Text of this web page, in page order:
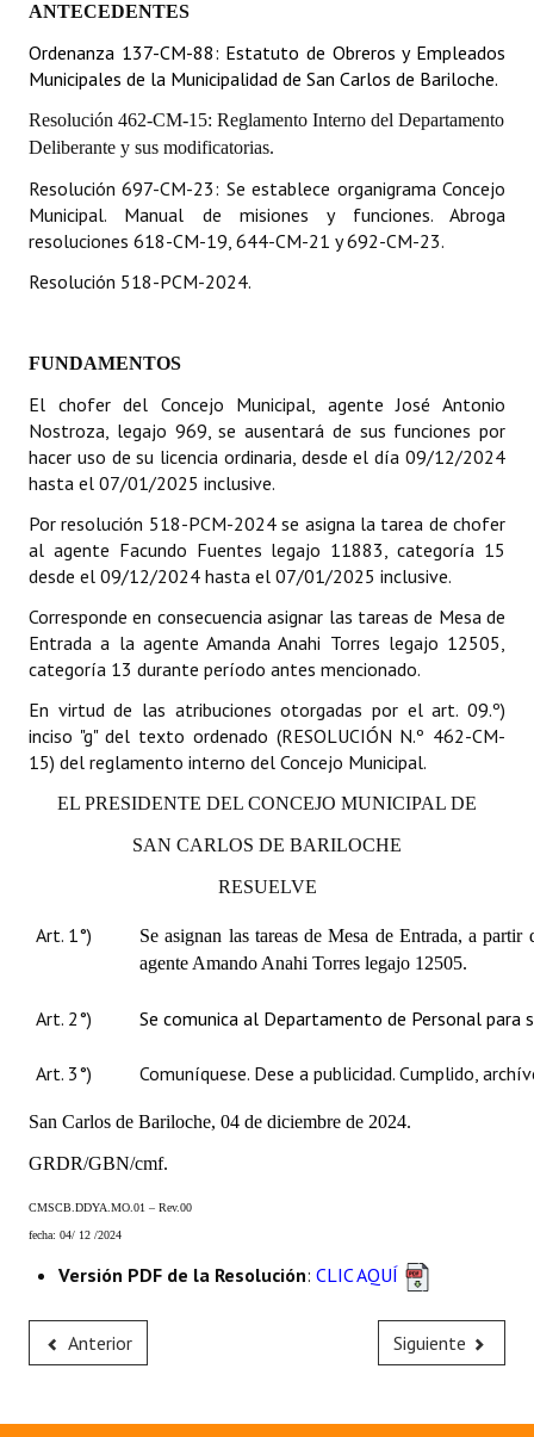
Constitución Provincial
Carta Orgánica 2007
Reglamento Interno
Organigrama
Proyectos Presentados
Dictámenes Asesoría Letrada
Actas de Sesión
Informes de Unidad Coordinadora
Ejecución Presupuestaria
Actas de Audiencias Públicas
NORMATIVA
Comunicaciones
Declaraciones
Resoluciones
Antiguos Pobladores
Noticias Destacadas
Registros y Distinciones
Datos Históricos
Premio al Mérito - Registro
Audiencias Públicas - Registro
Mujeres que Dejaron Huellas - Registro
Ciudadano Ilustre - Registro
ANTECEDENTES
Ordenanza 137-CM-88: Estatuto de Obreros y Empleados
Municipales de la Municipalidad de San Carlos de Bariloche.
Resolución 462-CM-15: Reglamento Interno del Departamento
Deliberante y sus modificatorias.
Resolución 697-CM-23: Se establece organigrama Concejo
Municipal. Manual de misiones y funciones. Abroga
resoluciones 618-CM-19, 644-CM-21 y 692-CM-23.
Resolución 518-PCM-2024.
FUNDAMENTOS
El chofer del Concejo Municipal, agente José Antonio
Nostroza, legajo 969, se ausentará de sus funciones por
hacer uso de su licencia ordinaria, desde el día 09/12/2024
hasta el 07/01/2025 inclusive.
Por resolución 518-PCM-2024 se asigna la tarea de chofer
al agente Facundo Fuentes legajo 11883, categoría 15
desde el 09/12/2024 hasta el 07/01/2025 inclusive.
Corresponde en consecuencia asignar las tareas de Mesa de
Entrada a la agente Amanda Anahi Torres legajo 12505,
categoría 13 durante período antes mencionado.
En virtud de las atribuciones otorgadas por el art. 09.º)
inciso "g" del texto ordenado (RESOLUCIÓN N.º 462-CM-
15) del reglamento interno del Concejo Municipal.
EL PRESIDENTE DEL CONCEJO MUNICIPAL DE
SAN CARLOS DE BARILOCHE
RESUELVE
Art. 1°)
Se asignan las tareas de Mesa de Entrada, a
agente Amando Anahi Torres legajo 12505.
Art. 2°) Se comunica al Departamento de Personal para
Art. 3°) Comuníquese. Dese a publicidad. Cumplido,
San Carlos de Bariloche, 04 de diciembre de 2024.
GRDR/GBN/cmf.
CMSCB.DDYA.MO.01 – Rev.00
fecha: 04/ 12 /2024
Versión PDF de la Resolución: CLIC AQUÍ
Anterior Siguiente